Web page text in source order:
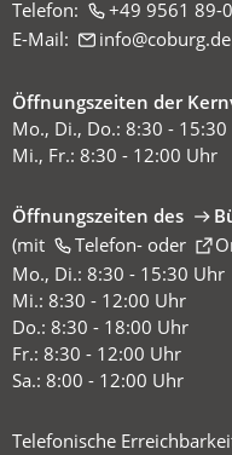
Telefon:
+49 9561 89-0
E-Mail:
info coburg de
Öffnungszeiten der
Mo., Di., Do.: 8:30 -
Mi., Fr.: 8:30 - 12:00 Uhr
Öffnungszeiten des
(mit
Telefon-oder
(Öffnet
in
einem
neuen
Tab)
Mo., Di.: 8:30 - 15:30 Uhr
Mi.: 8:30 - 12:00 Uhr
Do.: 8:30 - 18:00 Uhr
Fr.: 8:30 - 12:00 Uhr
Sa.: 8:00 - 12:00 Uhr
Telefonische